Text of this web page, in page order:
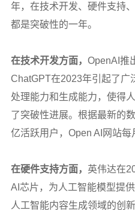
年，在技术开发、硬件支持
都是突破性的一年。
在技术开发方面， OpenAI 推
ChatGPT在2023年引起了广
处理能力和生成能力，使得
了突破性进展。根据最新的
亿活跃用户，Open AI网站每
在硬件支持方面， 英伟达在
AI芯片，为人工智能模型提
人工智能内容生成领域的创新